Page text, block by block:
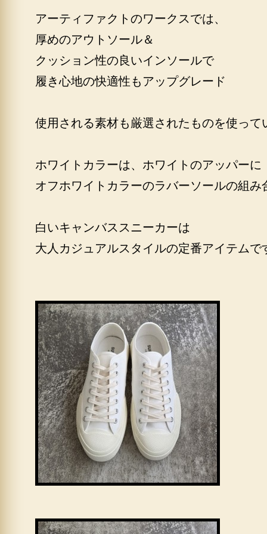
アーティファクトのワークスでは、
厚めのアウトソール＆
クッション性の良いインソールで
履き心地の快適性もアップグレード
使用される素材も厳選されたものを使って
ホワイトカラーは、ホワイトのアッパーに
オフホワイトカラーのラバーソールの組み
白いキャンバススニーカーは
大人カジュアルスタイルの定番アイテムで